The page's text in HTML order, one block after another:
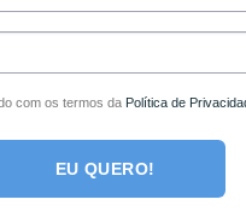
com os termos da Política de
EU QUERO!